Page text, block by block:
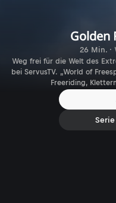
Golden
26 Min. ·
Weg frei für die Welt des
bei ServusTV. „World of
Freeriding,